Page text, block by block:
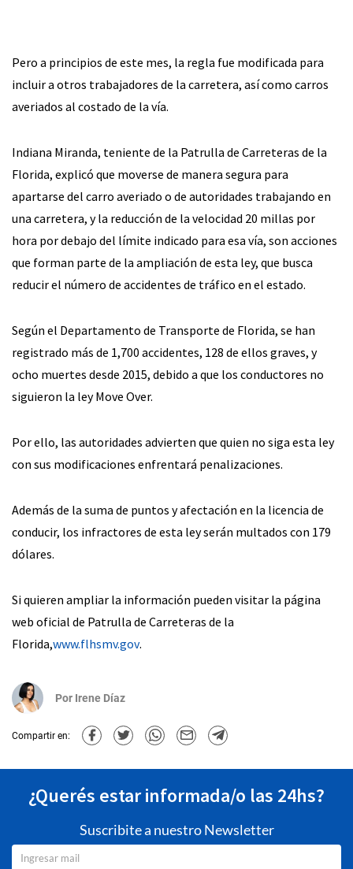
Pero a principios de este mes, la regla fue modificada para
incluir a otros trabajadores de la carretera, así como carros
averiados al costado de la vía.
Indiana Miranda, teniente de la Patrulla de Carreteras de la
Florida, explicó que moverse de manera segura para
apartarse del carro averiado o de autoridades trabajando en
una carretera, y la reducción de la velocidad 20 millas por
hora por debajo del límite indicado para esa vía, son acciones
que forman parte de la ampliación de esta ley, que busca
reducir el número de accidentes de tráfico en el estado.
Según el Departamento de Transporte de Florida, se han
registrado más de 1,700 accidentes, 128 de ellos graves, y
ocho muertes desde 2015, debido a que los conductores no
siguieron la ley Move Over.
Por ello, las autoridades advierten que quien no siga esta ley
con sus modificaciones enfrentará penalizaciones.
Además de la suma de puntos y afectación en la licencia de
conducir, los infractores de esta ley serán multados con 179
dólares.
Si quieren ampliar la información pueden visitar la página
web oficial de Patrulla de Carreteras de la
Florida,www.flhsmv.gov.
Por Irene Díaz
Compartir en:
¿Querés estar informada/o las 24hs?
Suscribite a nuestro Newsletter